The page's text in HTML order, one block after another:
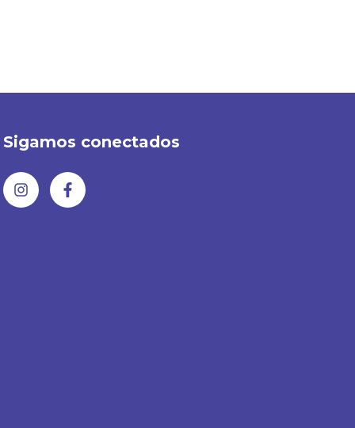
Sigamos conectados